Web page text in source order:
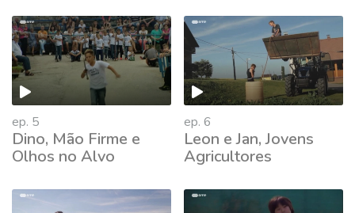
ep. 5
Dino, Mão Firme e
Olhos no Alvo
ep. 6
Leon e Jan, Jovens
Agricultores